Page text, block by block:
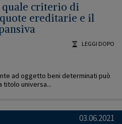
criterio di
ereditarie e il
LEGGI DOPO
ad oggetto beni determinati può
titolo universa...
03.06.2021